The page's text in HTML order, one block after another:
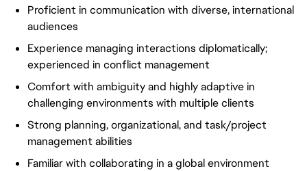
Proficient in communication with diverse, international
audiences
Experience managing interactions diplomatically;
experienced in conflict management
Comfort with ambiguity and highly adaptive in
challenging environments with multiple clients
Strong planning, organizational, and task/project
management abilities
Familiar with collaborating in a global environment